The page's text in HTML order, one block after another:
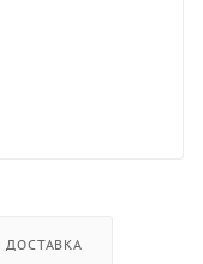
ДОСТАВКА